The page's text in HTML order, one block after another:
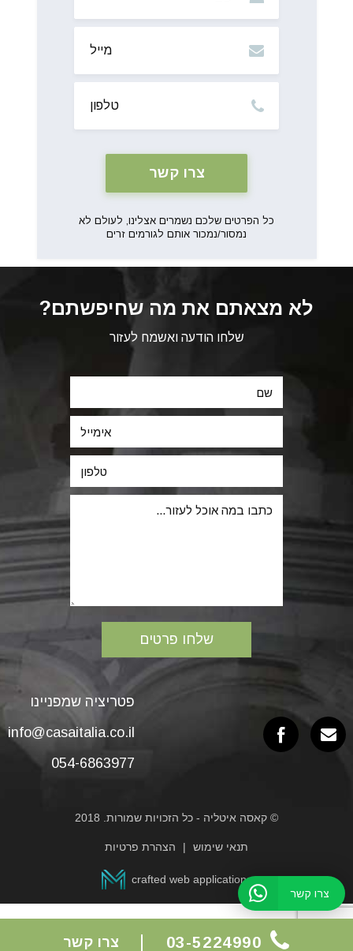
כל הפרטים שלכם נשמרים אצלינו, לעולם לא
נמסור/נמכור אותם לגורמים זרים
לא מצאתם את מה שחיפשתם?
שלחו הודעה ואשמח לעזור
פטריציה שמפניינו
info@casaitalia.co.il
054-6863977
תנאי שימוש הצהרת פרטיות
© קאסה איטליה - כל הזכויות שמורות. 2018
crafted web applications
צרו קשר 03-5224990
צרו קשר